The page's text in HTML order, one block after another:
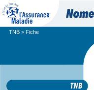
TNB > Fiche